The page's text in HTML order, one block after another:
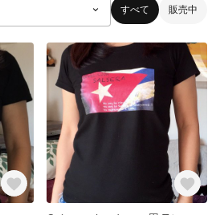
すべて 販売中